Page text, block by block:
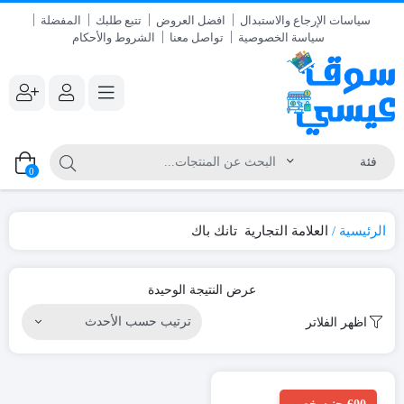
سياسات الإرجاع والاستبدال افضل العروض تتبع طلبك
المفضلة
سياسة الخصوصية
تواصل معنا الشروط والأحكام
0
الرئيسية العلامة التجارية تانك باك
عرض النتيجة الوحيدة
اظهر الفلاتر